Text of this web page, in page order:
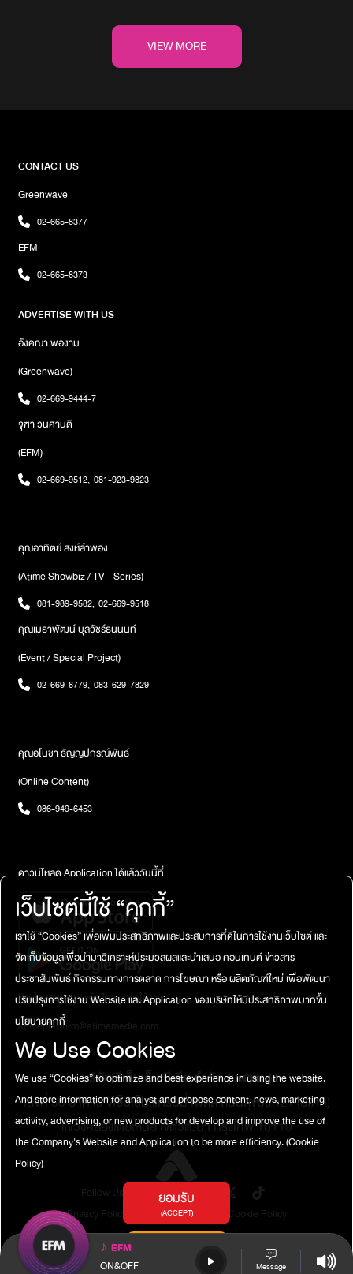
โปรดิวเซอร์ มาเรียบเรียงเพลงให้มีสีสันที่ซุกซ่อนไปด้วยความสนุกในซา
วนด์ดนตรี ในส่วนของมิวสิกวิดีโอได้ เจโต-ปณิธิ นวสมิตวงศ์ มากำกับ
ฤกษ์ดีส่งเพลง ‘Stand byหล่อ’และเป็นการเปิดตัวโปรเจกต์New
Country อย่างเป็นทางการสำหรับ New Country ประกอบไปด้วย
สมาชิกทั้งหมด 4 คนด้วยกันคือ เอ็มโบ, ติณติณ, นุ และ กีต้าร์ ผลผลิต
การคัดเลือกศิลปินหน้าใหม่ แต่งเพลง ไปจนถึงใส่ใจงานโปรดักชั่นทั้ง
New Country อย่าง ‘Stand byหล่อ’ เป็นเพลงรักสนุกสนานเอาไว้จีบ
ขนมโดนัทเป็นสัญญลักษณ์ เปรียบเปรยในเนื้อเพลงท่อนฮุคที่ร้อง
ว่า“โดนัทยังมีรู แล้วเมื่อไรยูจะมีใจ”โดยมีการถ่ายทำมิวสิควิดีโอกันที่โรง
นางเอก นอกจากเรื่องราวน่ารักๆ ของการแย่งจีบสาวแล้ว ยังมีท่อนที่
โชว์สเต็ปการเต้นที่ออกแบบโดย ครูเบนซ์จากB HOUSE STUDIOซึ่ง
เพลง ‘Stand byหล่อ’ จาก New Countryได้แล้ววันนี้ทาง YouTube :
Grammy Gold Official และทุกบริการ Music Streaming และ
ติดตามข่าวสารความเคลื่อนไหวต่างๆ ของพวกเขาได้ที่ Facebook
New Countryภาพ : Grammy Gold
VIEW MORE
♪ EFM
ON&OFF
Message
CONTACT US
Greenwave
02-665-8377
EFM
02-665-8373
ADVERTISE WITH US
อังคณา พองาม
(Greenwave)
02-669-9444-7
จุฑา วนศานติ
(EFM)
02-669-9512, 081-923-9823
คุณอาทิตย์ สิงห์ลำพอง
(Atime Showbiz / TV - Series)
081-989-9582, 02-669-9518
คุณเมธาพัฒน์ บุลวัชร์ธนนนท์
(Event / Special Project)
02-669-8779, 083-629-7829
คุณอโนชา ธัญญปกรณ์พันธ์
(Online Content)
086-949-6453
ดาวน์โหลด Application ได้แล้ววันนี้ที่
ติดต่อสอบถาม / แจ้งปัญหาการใช้งาน
atimeplatform@atimemedia.com
บริษัท จีเอ็มเอ็ม มีเดีย จำกัด (มหาชน)
เลขที่ 50 อาคาร จีเอ็มเอ็ม แกรมมี่ เพลส ถนนสุขุมวิท21 (อโศก)
แขวงคลองเตยเหนือ เขตวัฒนา กรุงเทพ 10110
Follow Us
Privacy Policy
Terms of Service Cookie Policy
เว็บไซต์นี้ใช้ “คุกกี้”
เราใช้ “Cookies” เพื่อเพิ่มประสิทธิภาพและประสบการที่ดีในการใช้งานเว็บไซต์ และ
จัดเก็บข้อมูลเพื่อนำมาวิเคราะห์ประมวลผลและนำเสนอ คอนเทนต์ ข่าวสาร
ประชาสัมพันธ์ กิจกรรมทางการตลาด การโฆษณา หรือ ผลิตภัณฑ์ใหม่ เพื่อพัฒนา
ปรับปรุงการใช้งาน Website และ Application ของบริษัทให้มีประสิทธิภาพมากขึ้น
นโยบายคุกกี้
We Use Cookies
We use “Cookies” to optimize and best experience in using the website.
And store information for analyst and propose content, news, marketing
activity, advertising, or new products for develop and improve the use of
the Company's Website and Application to be more efficiency.(Cookie
Policy)
ยอมรับ
(ACCEPT)
การตั้งค่าคุกกี้
(COOKIES SETTINGS)